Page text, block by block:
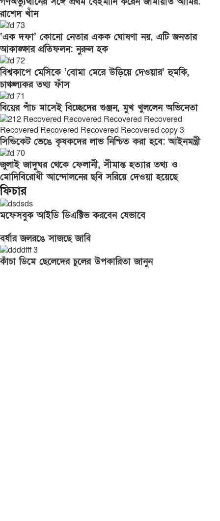
রাশেদ খাঁন
‘এক দফা’ কোনো নেতার একক ঘোষণা নয়, এটি জনতার
আকাঙ্ক্ষার প্রতিফলন: নুরুল হক
বিশ্বকাপে মেসিকে ‘বোমা মেরে উড়িয়ে দেওয়ার’ হুমকি,
চাঞ্চল্যকর তথ্য ফাঁস
বিয়ের পাঁচ মাসেই বিচ্ছেদের গুঞ্জন, মুখ খুললেন অভিনেতা
সিন্ডিকেট ভেঙে কৃষকদের লাভ নিশ্চিত করা হবে: আইনমন্ত্রী
জুলাই জাদুঘর থেকে ফেলানী, সীমান্ত হত্যার তথ্য ও
মোদিবিরোধী আন্দোলনের ছবি সরিয়ে দেওয়া হয়েছে
ফিচার
মফেসবুক আইডি ডিএক্টিভ করবেন যেভাবে
বর্ষার জলরঙে সাজছে জাবি
কাঁচা ডিমে ছেলেদের চুলের উপকারিতা জানুন